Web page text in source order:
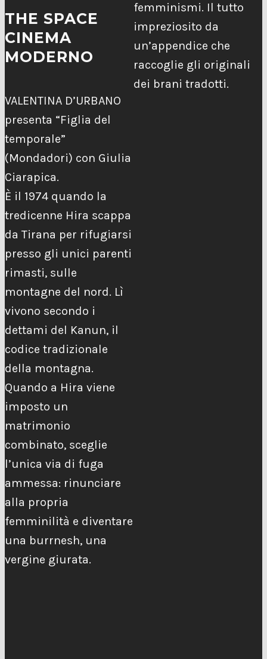
THE SPACE
CINEMA
MODERNO
VALENTINA D’URBANO
presenta “Figlia del
temporale”
(Mondadori) con Giulia
Ciarapica.
È il 1974 quando la
tredicenne Hira scappa
da Tirana per rifugiarsi
presso gli unici parenti
rimasti, sulle
montagne del nord. Lì
vivono secondo i
dettami del Kanun, il
codice tradizionale
della montagna.
Quando a Hira viene
imposto un
matrimonio
combinato, sceglie
l’unica via di fuga
ammessa: rinunciare
alla propria
femminilità e diventare
una burrnesh, una
vergine giurata.
femminismi. Il tutto
impreziosito da
un’appendice che
raccoglie gli originali
dei brani tradotti.